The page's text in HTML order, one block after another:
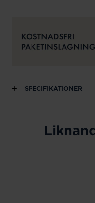
SPECIFIKATIONER